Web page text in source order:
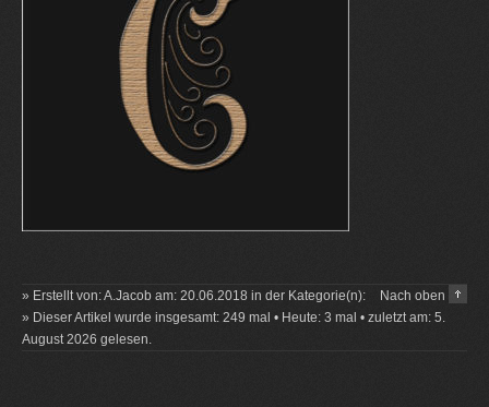
Nach oben
» Erstellt von: A.Jacob am: 20.06.2018 in der Kategorie(n):
» Dieser Artikel wurde insgesamt: 249 mal • Heute: 3 mal • zuletzt am: 5.
August 2026 gelesen.